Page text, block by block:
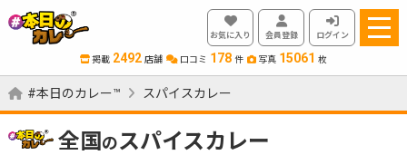
お気に入り 会員登録 ログイン
掲載 2492 店舗 口コミ 178 件 写真 15061 枚
#本日のカレー™ スパイスカレー
全国 のスパイスカレー